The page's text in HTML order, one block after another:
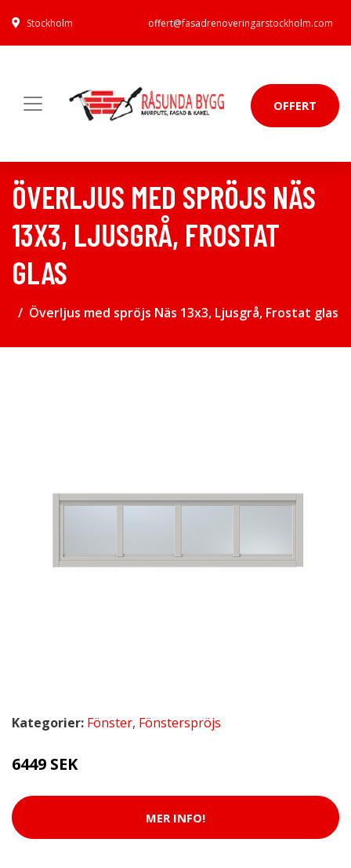
Stockholm offert@fasadrenoveringarstockholm.com
OFFERT
ÖVERLJUS MED SPRÖJS NÄS
13X3, LJUSGRÅ, FROSTAT
GLAS
Överljus med spröjs Näs 13x3, Ljusgrå, Frostat glas
Kategorier: Fönster, Fönsterspröjs
6449 SEK
MER INFO!